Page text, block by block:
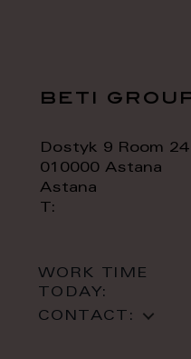
beti
Dostyk 9 Room 24
010000 Astana
Astana
T:
WORK TIME
TODAY:
CONTACT: